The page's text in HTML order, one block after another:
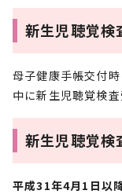
新生児聴覚検
母子健康手帳交付
中に新生児聴覚検
新生児聴覚検
平成31年4月1日以